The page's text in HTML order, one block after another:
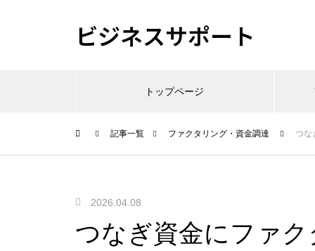
ビジネスサポート
トップページ
記事一覧 ファクタリング・資金調達 つな
2026.04.08
つなぎ資金にファ